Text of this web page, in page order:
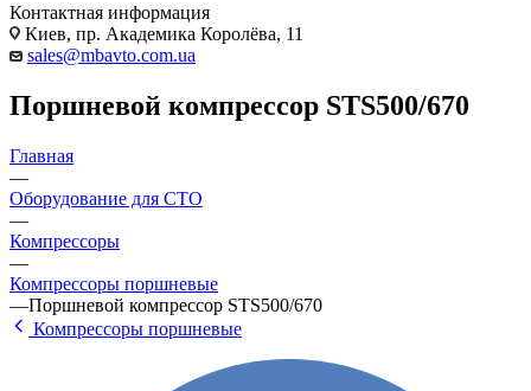
Контактная информация
Киев, пр. Академика Королёва, 11
sales@mbavto.com.ua
Поршневой компрессор STS500/670
Главная
—
Оборудование для СТО
—
Компрессоры
—
Компрессоры поршневые
—Поршневой компрессор STS500/670
Компрессоры поршневые